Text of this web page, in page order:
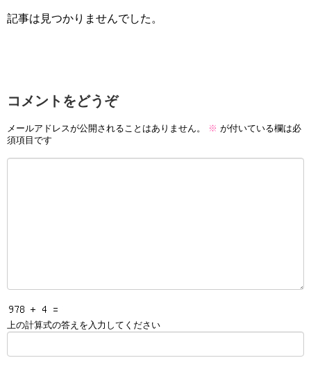
記事は見つかりませんでした。
コメントをどうぞ
メールアドレスが公開されることはありません。 ※ が付いている欄は必
須項目です
上の計算式の答えを入力してください